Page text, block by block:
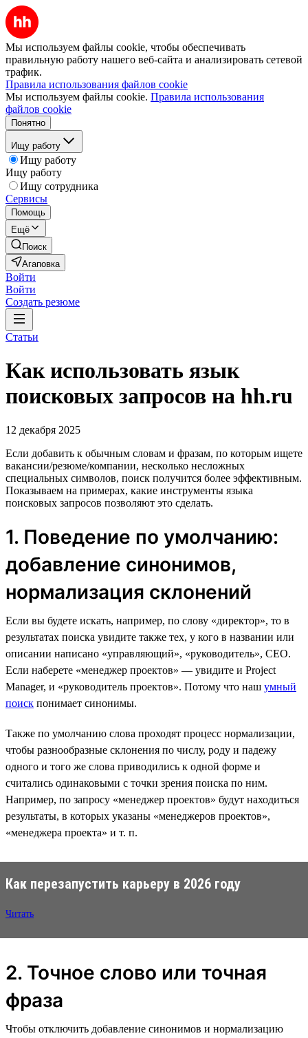
Мы используем файлы cookie, чтобы обеспечивать
правильную работу нашего веб-сайта и анализировать сетевой
трафик.
Правила использования файлов cookie
Мы используем файлы cookie. Правила использования
файлов cookie
Понятно
Ищу работу
Ищу работу
Ищу работу
Ищу сотрудника
Сервисы
Помощь
Ещё
Поиск
Агаповка
Войти
Войти
Создать резюме
Статьи
Как использовать язык
поисковых запросов на hh.ru
12 декабря 2025
Если добавить к обычным словам и фразам, по которым ищете
вакансии/резюме/компании, несколько несложных
специальных символов, поиск получится более эффективным.
Показываем на примерах, какие инструменты языка
поисковых запросов позволяют это сделать.
1. Поведение по умолчанию:
добавление синонимов,
нормализация склонений
Если вы будете искать, например, по слову «директор», то в
результатах поиска увидите также тех, у кого в названии или
описании написано «управляющий», «руководитель», CEO.
Если наберете «менеджер проектов» — увидите и Project
Manager, и «руководитель проектов». Потому что наш умный
поиск понимает синонимы.
Также по умолчанию слова проходят процесс нормализации,
чтобы разнообразные склонения по числу, роду и падежу
одного и того же слова приводились к одной форме и
считались одинаковыми с точки зрения поиска по ним.
Например, по запросу «менеджер проектов» будут находиться
результаты, в которых указаны «менеджеров проектов»,
«менеджера проекта» и т. п.
Как перезапустить карьеру в 2026 году
Читать
2. Точное слово или точная
фраза
Чтобы отключить добавление синонимов и нормализацию